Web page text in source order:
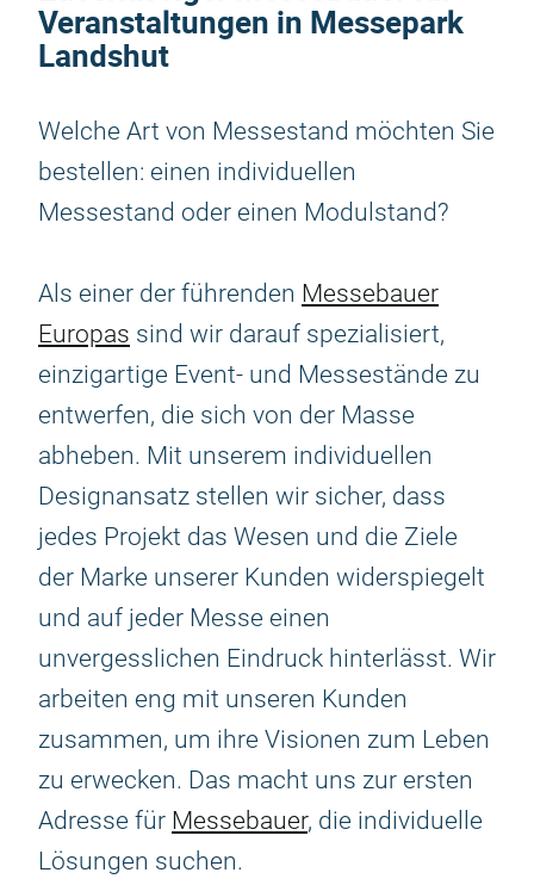
Veranstaltungen in Messepark
Landshut
Welche Art von Messestand möchten Sie
bestellen: einen individuellen
Messestand oder einen Modulstand?
Als einer der führenden Messebauer
Europas sind wir darauf spezialisiert,
einzigartige Event- und Messestände zu
entwerfen, die sich von der Masse
abheben. Mit unserem individuellen
Designansatz stellen wir sicher, dass
jedes Projekt das Wesen und die Ziele
der Marke unserer Kunden widerspiegelt
und auf jeder Messe einen
unvergesslichen Eindruck hinterlässt. Wir
arbeiten eng mit unseren Kunden
zusammen, um ihre Visionen zum Leben
zu erwecken. Das macht uns zur ersten
Adresse für Messebauer, die individuelle
Lösungen suchen.